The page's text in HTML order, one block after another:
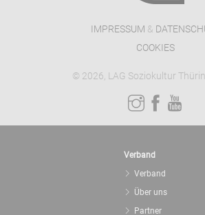
IMPRESSUM &
COOKIES
© 2026, LAG Soziokultur
Verband
Verband
Über uns
Partner